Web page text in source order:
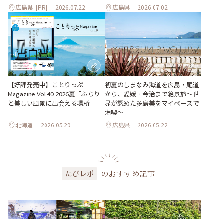
広島県 [PR] 2026.07.22 広島県 2026.07.02
【好評発売中】ことりっぷ
Magazine Vol.49 2026夏「ふらり
と美しい風景に出会える場所」
北海道 2026.05.29
初夏のしまなみ海道を広島・尾道
から、愛媛・今治まで絶景旅〜世
界が認めた多島美をマイペースで
満喫〜
広島県 2026.05.22
たびレポ のおすすめ記事